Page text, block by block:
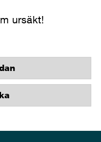
ursäkt!